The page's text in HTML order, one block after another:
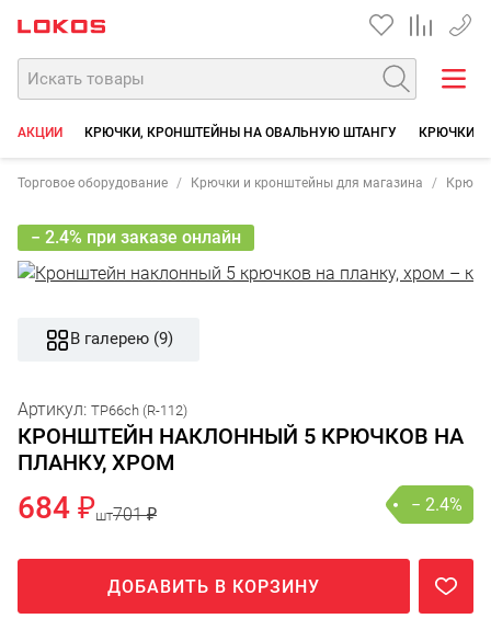
+7
АКЦИИ КРЮЧКИ, КРОНШТЕЙНЫ НА ОВАЛЬНУЮ ШТАНГУ КРЮЧКИ,
Торговое оборудование Крючки и кронштейны для магазина
− 2.4% при заказе онлайн
В галерею (9)
Артикул: TP66ch (R-112)
КРОНШТЕЙН НАКЛОННЫЙ 5 КРЮЧКОВ НА
ПЛАНКУ, ХРОМ
684 ₽шт701 ₽ − 2.4%
ДОБАВИТЬ В КОРЗИНУ